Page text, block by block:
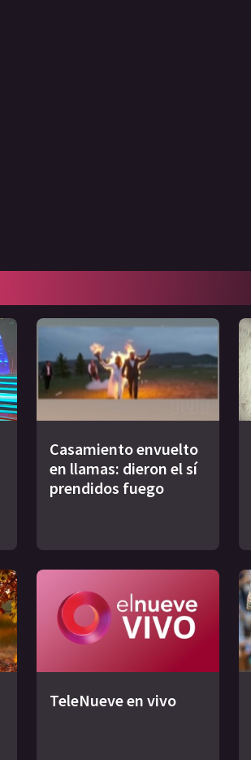
Casamiento envuelto
en llamas: dieron el sí
prendidos fuego
TeleNueve en vivo